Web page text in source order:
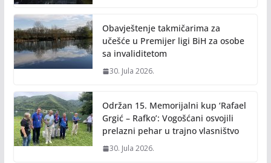
Obavještenje takmičarima za
učešće u Premijer ligi BiH za osobe
sa invaliditetom
30. Jula 2026.
Održan 15. Memorijalni kup ‘Rafael
Grgić – Rafko’: Vogošćani osvojili
prelazni pehar u trajno vlasništvo
30. Jula 2026.